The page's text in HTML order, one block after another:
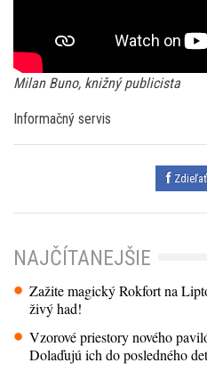
Milan Buno, knižný publicista
Informačný servis
Zdieľať
NAJČÍTANEJŠIE
Zažite magický Rokfort na
živý had!
Vzorové priestory nového
Dolaďujú ich do posledného